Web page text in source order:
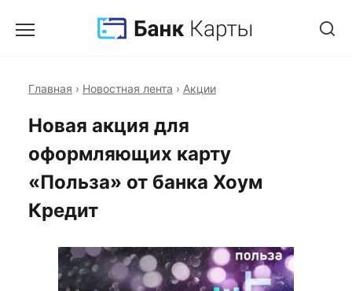
Главная › Новостная лента › Акции
Новая акция для
оформляющих карту
«Польза» от банка Хоум
Кредит